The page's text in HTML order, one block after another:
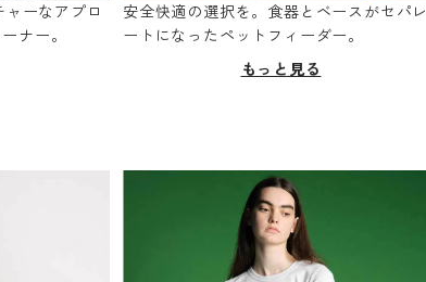
ーなアプロ
ナー。
安全快適の選択を。食器とベースがセパレ
ートになったペットフィーダー。
もっと見る